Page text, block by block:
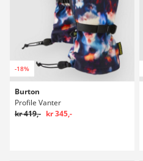
-18%
Burton
Profile Vanter
kr 419,- kr 345,-